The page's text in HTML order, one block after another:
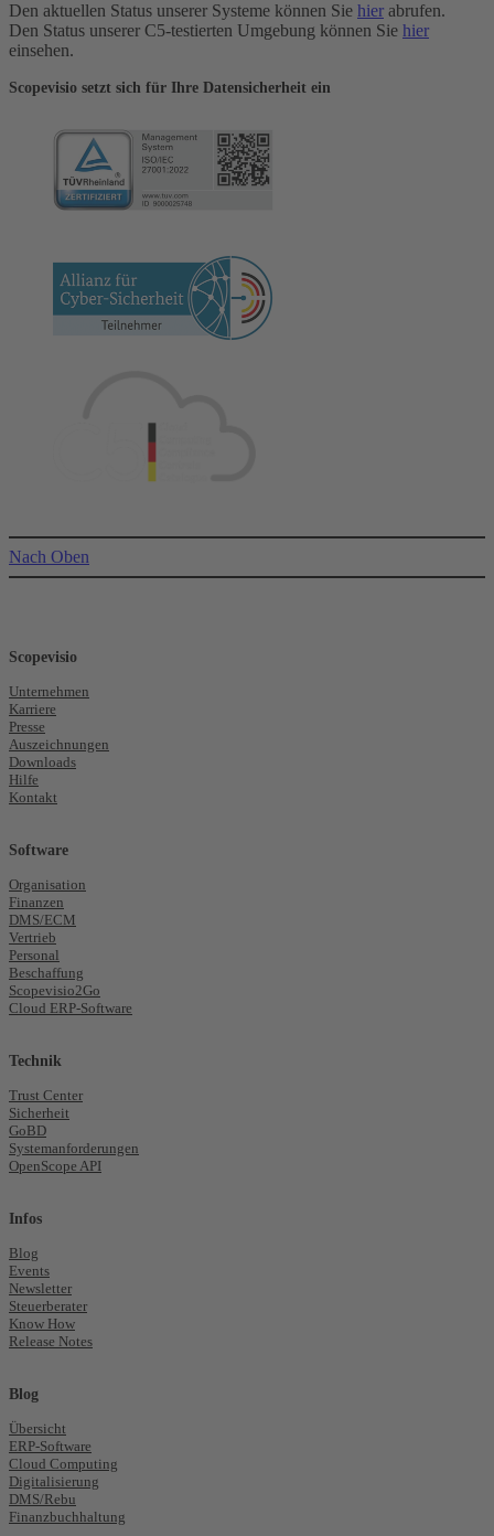
Den aktuellen Status unserer Systeme können Sie hier abrufen.
Den Status unserer C5-testierten Umgebung können Sie hier
einsehen.
Scopevisio setzt sich für Ihre Datensicherheit ein
Nach Oben
Scopevisio
Unternehmen
Karriere
Presse
Auszeichnungen
Downloads
Hilfe
Kontakt
Software
Organisation
Finanzen
DMS/ECM
Vertrieb
Personal
Beschaffung
Scopevisio2Go
Cloud ERP-Software
Technik
Trust Center
Sicherheit
GoBD
Systemanforderungen
OpenScope API
Infos
Blog
Events
Newsletter
Steuerberater
Know How
Release Notes
Blog
Übersicht
ERP-Software
Cloud Computing
Digitalisierung
DMS/Rebu
Finanzbuchhaltung